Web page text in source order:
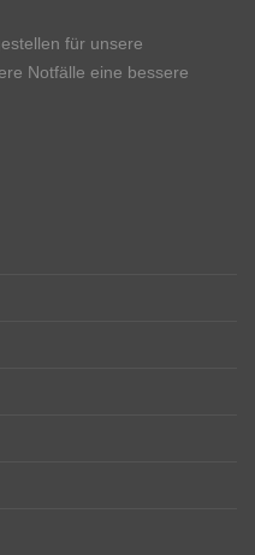
für unsere
Notfälle eine bessere